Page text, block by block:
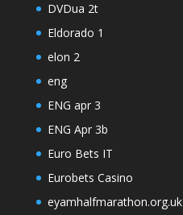
DVDua 2t
Eldorado 1
elon 2
eng
ENG apr 3
ENG Apr 3b
Euro Bets IT
Eurobets Casino
eyamhalfmarathon.org.uk